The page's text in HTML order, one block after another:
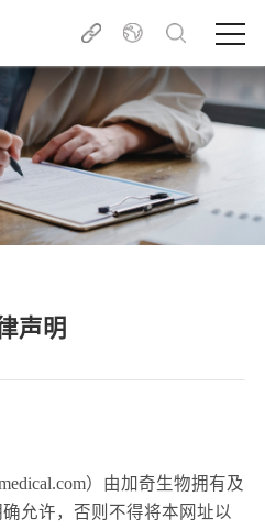
声明
）由加奇生物拥有及
允许，否则不得将本网址以